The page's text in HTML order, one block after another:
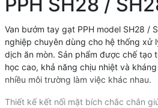
Van bướm tay gạt PPH model SH28 /
nghiệp chuyên dùng cho hệ thống xử
dịch ăn mòn. Sản phẩm được chế tạo
học cao, khả năng chịu nhiệt và
nhiều môi trường làm việc khác nhau.
Thiết kế kết nối mặt bích chắc chắn